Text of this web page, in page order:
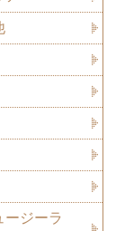
ージーラ